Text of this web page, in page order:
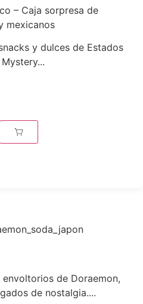
– Caja sorpresa de
mexicanos
y dulces de Estados
de Doraemon,
de nostalgia....